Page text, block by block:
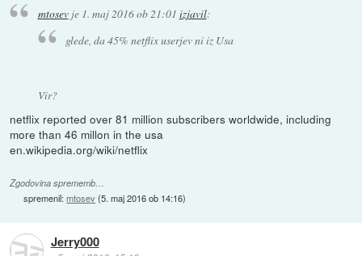
mtosevje 1. maj 2016 ob 21:01 izjavil:
glede, da 45% netflix userjev ni iz Usa
Vir?
netflix reported over 81 million subscribers worldwide, including
more than 46 millon in the usa
en.wikipedia.org/wiki/netflix
Zgodovina sprememb…
spremenil:mtosev(5. maj 2016 ob 14:16)
Jerry000